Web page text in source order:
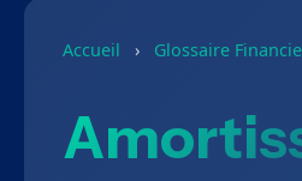
Accueil › Glossaire